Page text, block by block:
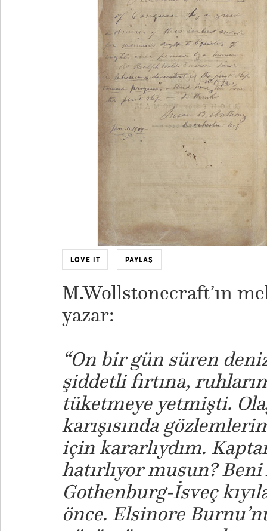
LOVE IT PAYLAŞ
M.Wollstonecraft’ın
yazar:
“On bir gün süren
şiddetli fırtına,
tüketmeye yetmişti.
karışısında
için kararlıydım.
hatırlıyor musun?
Gothenburg-İsveç
önce. Elsinore